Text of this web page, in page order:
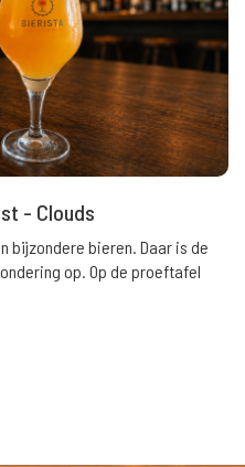
- Clouds
bijzondere bieren. Daar is de
op. Op de proeftafel